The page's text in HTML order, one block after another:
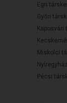
Egri
Győri
Kaposvári
Miskolci
Pécsi